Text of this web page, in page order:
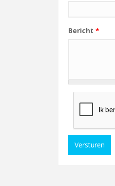
Bericht *
Versturen